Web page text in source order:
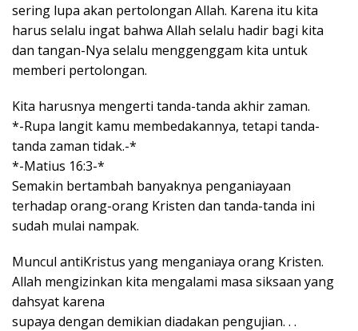
sering lupa akan pertolongan Allah. Karena itu kita
harus selalu ingat bahwa Allah selalu hadir bagi kita
dan tangan-Nya selalu menggenggam kita untuk
memberi pertolongan.
Kita harusnya mengerti tanda-tanda akhir zaman.
*-Rupa langit kamu membedakannya, tetapi tanda-
tanda zaman tidak.-*
*-Matius 16:3-*
Semakin bertambah banyaknya penganiayaan
terhadap orang-orang Kristen dan tanda-tanda ini
sudah mulai nampak.
Muncul antiKristus yang menganiaya orang Kristen.
Allah mengizinkan kita mengalami masa siksaan yang
dahsyat karena
supaya dengan demikian diadakan pengujian. . .